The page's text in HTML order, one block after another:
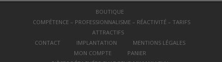
BOUTIQUE
COMPÉTENCE – PROFESSIONNALISME – RÉACTIVITÉ – TARIFS
ATTRACTIFS
CONTACT
IMPLANTATION
MENTIONS LÉGALES
MON COMPTE
PANIER